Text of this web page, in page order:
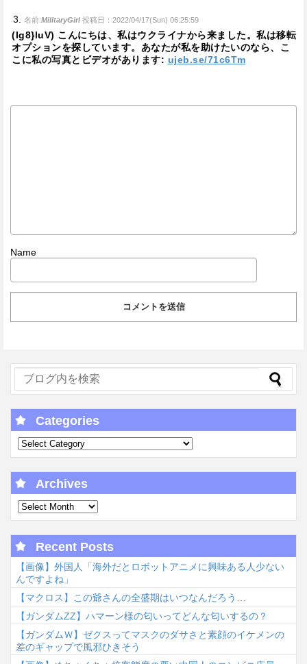
名前:MilitaryGirl 投稿日：2022/04/17(Sun) 06:25:59
(Ig8}luV) こんにちは、私はウクライナから来ました。私は移転
オプションを探しています。あなたが私を助けたいのなら、こ
こに私の写真とビデオがあります: ujeb.se/71c6Tm
Name
Categories
Archives
Recent Posts
【画像】外国人「海外だとロボットアニメに興味ある人少ない
んですよね」
【マクロス】この爺さんの全盛期はいつなんだろう…
【ガンダムΖΖ】ハマーン様の匂いってどんな匂いするの？
【ガンダムＷ】ゼクスってマスクのダサさと素顔のイケメンの
差のギャップで風邪ひきそう